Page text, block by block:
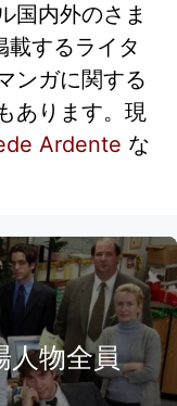
国内外のさま
載するライタ
ンガに関する
あります。現
Ardente な
人物全員